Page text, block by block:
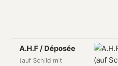
A.H.F / Déposée
(auf Schild mit